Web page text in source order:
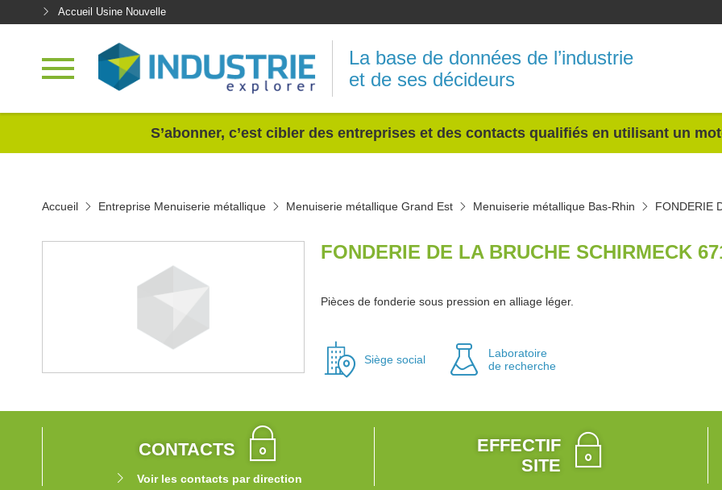
Accueil Usine Nouvelle
La base de données de l’industrie
et de ses décideurs
S’abonner, c’est cibler des entreprises et des contacts qualifiés en utilisant un
Accueil Entreprise Menuiserie métallique Menuiserie métallique Grand Est Menuiserie métallique Bas-Rhin FONDERIE
FONDERIE DE LA BRUCHE SCHIRMECK
Pièces de fonderie sous pression en alliage léger.
Siège social
Laboratoire
de recherche
CONTACTS
Voir les contacts par direction
EFFECTIF
SITE